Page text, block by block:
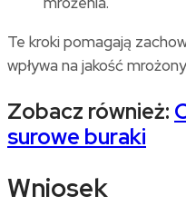
Te kroki pomagają
wpływa na jakość
Zobacz również:
surowe buraki
Wniosek